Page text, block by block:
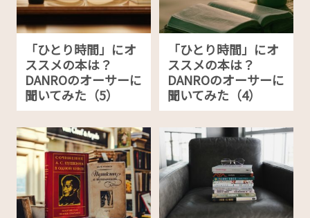
「ひとり時間」にオ
ススメの本は？
DANROのオーサーに
聞いてみた（5）
「ひとり時間」にオ
ススメの本は？
DANROのオーサーに
聞いてみた（4）